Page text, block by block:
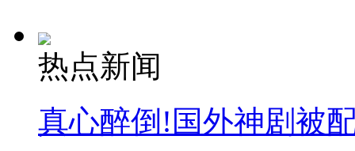
走！跟着总书记去植树
消防员救轻生者 花炮节热闹非凡 减压"枕头大战"
热点新闻
真心醉倒!国外神剧被